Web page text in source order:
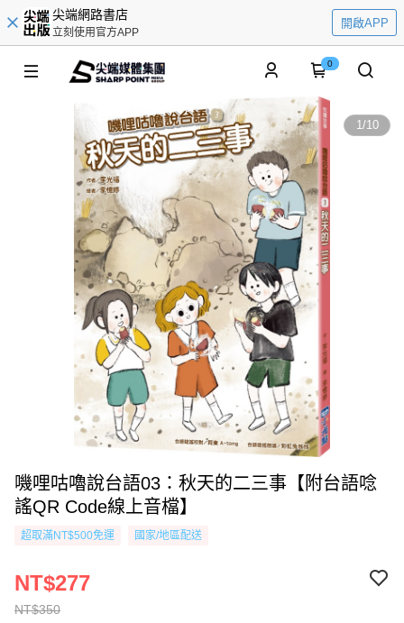
尖端網路書店
立刻使用官方APP
開啟APP
0
1/10
嘰哩咕嚕說台語03：秋天的二三事【附台語唸
謠QR Code線上音檔】
超取滿NT$500免運 國家/地區配送
NT$350
NT$277